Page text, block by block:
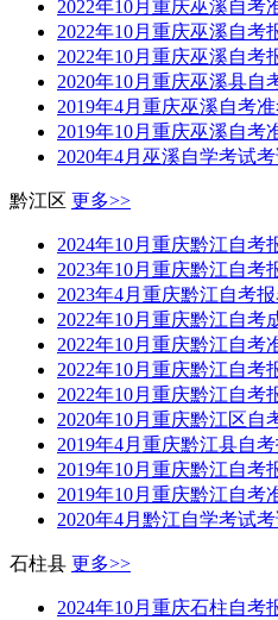
2022年10月重庆巫溪自考
2022年10月重庆巫溪自考
2022年10月重庆巫溪自考
2020年10月重庆巫溪县自
2019年4月重庆巫溪自考
2019年10月重庆巫溪自考
2020年4月巫溪自学考试
黔江区 更多>>
2024年10月重庆黔江自考
2023年10月重庆黔江自考
2023年4月重庆黔江自考
2022年10月重庆黔江自考
2022年10月重庆黔江自考
2022年10月重庆黔江自考
2022年10月重庆黔江自考
2020年10月重庆黔江区自
2019年4月重庆黔江县自
2019年10月重庆黔江自考
2019年10月重庆黔江自考
2020年4月黔江自学考试
石柱县 更多>>
2024年10月重庆石柱自考